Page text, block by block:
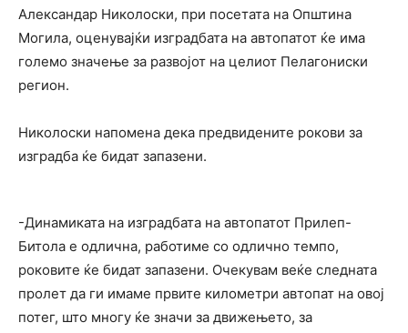
Александар Николоски, при посетата на Општина
Могила, оценувајќи изградбата на автопатот ќе има
големо значење за развојот на целиот Пелагониски
регион.
Николоски напомена дека предвидените рокови за
изградба ќе бидат запазени.
-Динамиката на изградбата на автопатот Прилеп-
Битола е одлична, работиме со одлично темпо,
роковите ќе бидат запазени. Очекувам веќе следната
пролет да ги имаме првите километри автопат на овој
потег, што многу ќе значи за движењето, за